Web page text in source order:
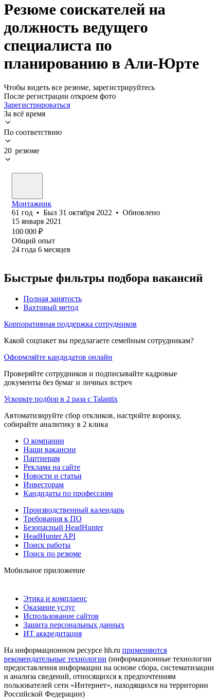
Резюме соискателей на
должность ведущего
специалиста по
планированию в Али-Юрте
Чтобы видеть все резюме, зарегистрируйтесь
После регистрации откроем фото
Зарегистрироваться
За всё время
По соответствию
20 резюме
Монтажник
61 год • Был 31 октября 2022 • Обновлено
15 января 2021
100 000 ₽
Общий опыт
24 года 6 месяцев
Быстрые фильтры подбора вакансий
Полная занятость
Вахтовый метод
Корпоративная поддержка сотрудников
Какой соцпакет вы предлагаете семейным сотрудникам?
Оформляйте кандидатов онлайн
Проверяйте сотрудников и подписывайте кадровые
документы без бумаг и личных встреч
Ускорьте подбор в 2 раза с Talantix
Автоматизируйте сбор откликов, настройте воронку,
собирайте аналитику в 2 клика
О компании
Наши вакансии
Партнерам
Реклама на сайте
Новости и статьи
Инвесторам
Кандидаты по профессиям
Производственный календарь
Требования к ПО
Безопасный HeadHunter
HeadHunter API
Поиск работы
Поиск по резюме
Мобильное приложение
Этика и комплаенс
Оказание услуг
Использование сайтов
Защита персональных данных
ИТ аккредитация
На информационном ресурсе hh.ru применяются
рекомендательные технологии (информационные технологии
предоставления информации на основе сбора, систематизации
и анализа сведений, относящихся к предпочтениям
пользователей сети «Интернет», находящихся на территории
Российской Федерации)